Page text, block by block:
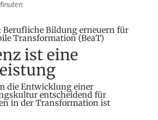
Berufliche Bildung erneuern für
Transformation (BeaT)
ist eine
die Entwicklung einer
entscheidend für
in der Transformation ist